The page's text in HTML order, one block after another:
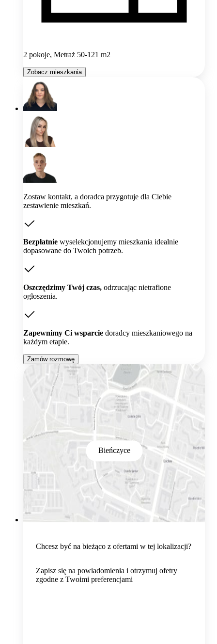
2 pokoje, Metraż 50-121 m2
Zobacz mieszkania
Zostaw kontakt, a doradca przygotuje dla Ciebie
zestawienie mieszkań.
Bezpłatnie wyselekcjonujemy mieszkania idealnie
dopasowane do Twoich potrzeb.
Oszczędzimy Twój czas, odrzucając nietrafione
ogłoszenia.
Zapewnimy Ci wsparcie doradcy mieszkaniowego na
każdym etapie.
Zamów rozmowę
Bieńczyce
Chcesz być na bieżąco z ofertami w tej lokalizacji?
Zapisz się na powiadomienia i otrzymuj ofetry
zgodne z Twoimi preferencjami